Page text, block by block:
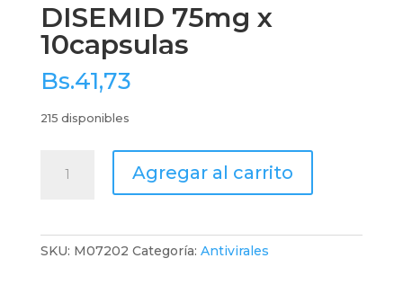
DISEMID 75mg x
10capsulas
Bs.41,73
215 disponibles
75mg
Agregar al carrito
SKU: M07202 Categoría: Antivirales